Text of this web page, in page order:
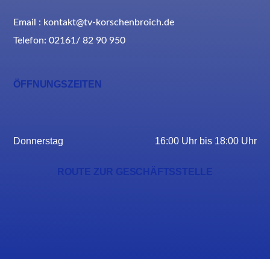
Email : kontakt@tv-korschenbroich.de
Telefon: 02161/ 82 90 950
ÖFFNUNGSZEITEN
Donnerstag 16:00 Uhr bis 18:00 Uhr
ROUTE ZUR GESCHÄFTSSTELLE